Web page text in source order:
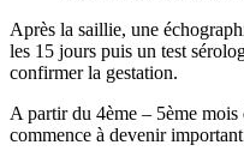
Après la saillie, une
les 15 jours puis un test
confirmer la gestation.
A partir du 4ème – 5ème
commence à devenir